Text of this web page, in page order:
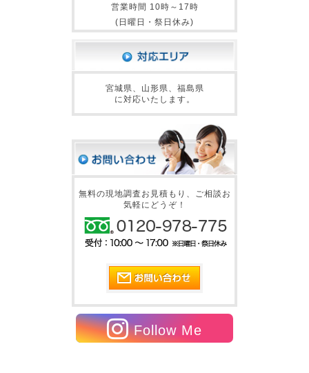
営業時間 10時～17時
(日曜日・祭日休み)
宮城県、山形県、福島県
に対応いたします。
無料の現地調査お見積もり、ご相談お
気軽にどうぞ！
Follow Me